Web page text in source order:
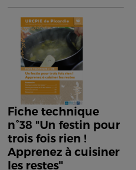
Fiche technique
n°38 "Un festin pour
trois fois rien !
Apprenez à cuisiner
les restes"